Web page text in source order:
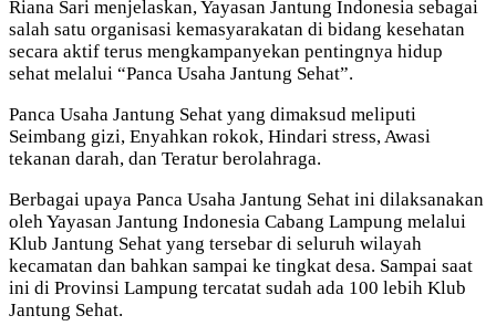
Riana Sari menjelaskan, Yayasan Jantung Indonesia sebagai
salah satu organisasi kemasyarakatan di bidang kesehatan
secara aktif terus mengkampanyekan pentingnya hidup
sehat melalui “Panca Usaha Jantung Sehat”.
Panca Usaha Jantung Sehat yang dimaksud meliputi
Seimbang gizi, Enyahkan rokok, Hindari stress, Awasi
tekanan darah, dan Teratur berolahraga.
Berbagai upaya Panca Usaha Jantung Sehat ini dilaksanakan
oleh Yayasan Jantung Indonesia Cabang Lampung melalui
Klub Jantung Sehat yang tersebar di seluruh wilayah
kecamatan dan bahkan sampai ke tingkat desa. Sampai saat
ini di Provinsi Lampung tercatat sudah ada 100 lebih Klub
Jantung Sehat.